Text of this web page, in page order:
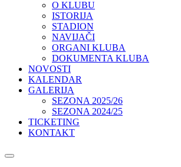
O KLUBU
ISTORIJA
STADION
NAVIJAČI
ORGANI KLUBA
DOKUMENTA KLUBA
NOVOSTI
KALENDAR
GALERIJA
SEZONA 2025/26
SEZONA 2024/25
TICKETING
KONTAKT